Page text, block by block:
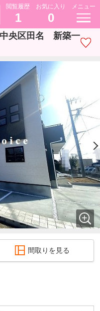
閲覧履歴
1
お気に入り
0
メニュー
中央区田名 新築一
間取りを見る